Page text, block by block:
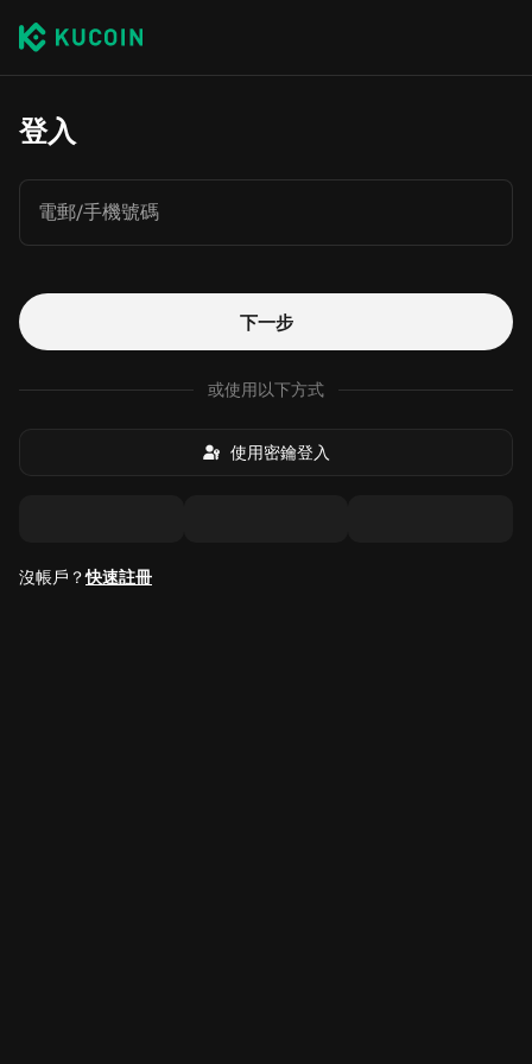
登入
電郵/手機號碼
下一步
或使用以下方式
使用密鑰登入
沒帳戶？快速註冊